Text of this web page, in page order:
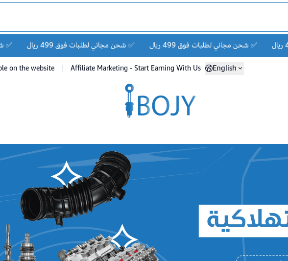
شحن مجاني لطلبات فوق 499 ريال ✅ شحن مجاني لطلبات فوق 499 ريال ✅
on the website Affiliate Marketing - Start Earning With Us English
Ibojy Spare Parts Store